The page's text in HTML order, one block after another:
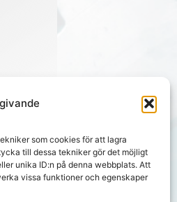
som cookies för att lagra
till dessa tekniker gör det möjligt
unika ID:n på denna webbplats. Att
vissa funktioner och egenskaper